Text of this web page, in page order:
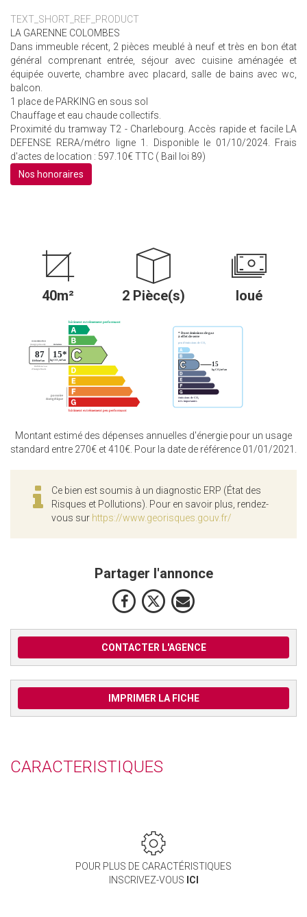
TEXT_SHORT_REF_PRODUCT
LA GARENNE COLOMBES
Dans immeuble récent, 2 pièces meublé à neuf et très en bon état
général comprenant entrée, séjour avec cuisine aménagée et
équipée ouverte, chambre avec placard, salle de bains avec wc,
balcon.
1 place de PARKING en sous sol
Chauffage et eau chaude collectifs.
Proximité du tramway T2 - Charlebourg. Accès rapide et facile LA
DEFENSE RERA/métro ligne 1. Disponible le 01/10/2024. Frais
d'actes de location : 597.10€ TTC ( Bail loi 89)
Nos honoraires
40m² 2 Pièce(s) loué
Montant estimé des dépenses annuelles d'énergie pour un usage
standard entre 270€ et 410€. Pour la date de référence 01/01/2021.
Ce bien est soumis à un diagnostic ERP (État des
Risques et Pollutions). Pour en savoir plus, rendez-
vous sur https://www.georisques.gouv.fr/
Partager l'annonce
CONTACTER L'AGENCE
IMPRIMER LA FICHE
CARACTERISTIQUES
POUR PLUS DE CARACTÉRISTIQUES
INSCRIVEZ-VOUS ICI